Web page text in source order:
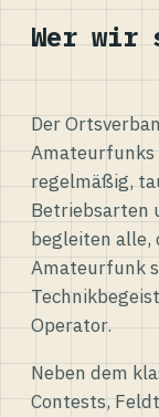
Wer wir
Der
regelmäßig,
Betriebsarten
begleiten alle,
Amateurfunk
Operator.
Neben dem
Contests,